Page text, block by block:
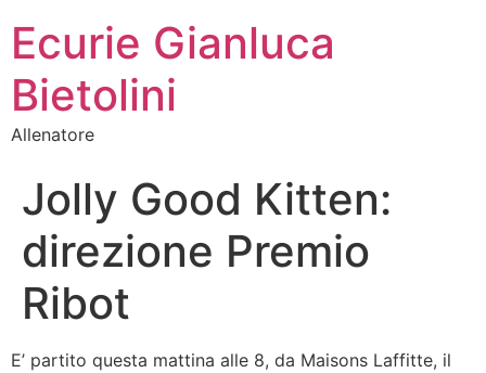
Ecurie Gianluca
Bietolini
Allenatore
Jolly Good Kitten:
direzione Premio
Ribot
E’ partito questa mattina alle 8, da Maisons Laffitte, il